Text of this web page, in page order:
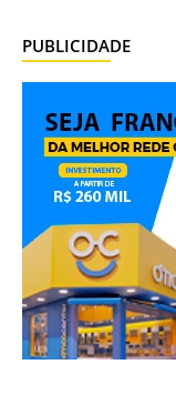
PUBLICIDADE